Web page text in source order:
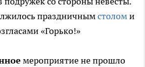
праздничнымстоломи
«Горько!»
мероприятие не прошло